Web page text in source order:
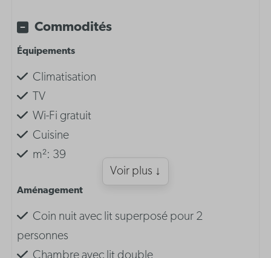
Commodités
Équipements
Climatisation
TV
Wi-Fi gratuit
Cuisine
m²: 39
Aménagement
Coin nuit avec lit superposé pour 2
personnes
Chambre avec lit double
Voir plus ↓